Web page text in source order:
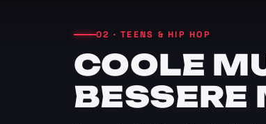
02 · TEENS & HIP HOP
COOLE
BESSERE